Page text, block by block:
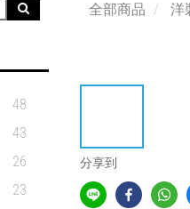
48
43
26
23
全部商品 洋
分享到